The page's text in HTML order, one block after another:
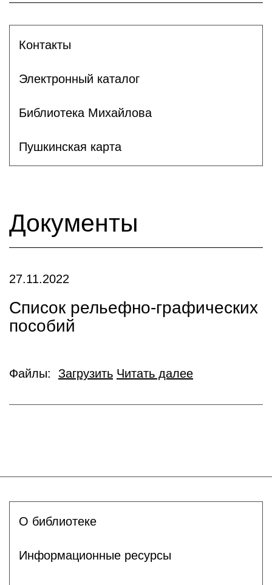
Контакты
Электронный каталог
Библиотека Михайлова
Пушкинская карта
Документы
27.11.2022
Список рельефно-графических
пособий
Файлы: Загрузить Читать далее
О библиотеке
Информационные ресурсы